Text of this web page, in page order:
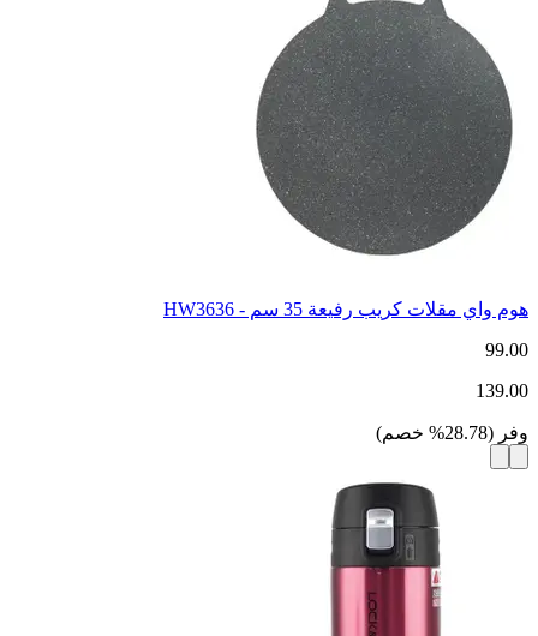
هوم واي مقلات كريب رفيعة 35 سم - HW3636
99.00
139.00
وفر (
28.78
% خصم)